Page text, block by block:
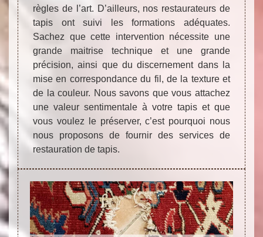
règles de l’art. D’ailleurs, nos restaurateurs de
tapis ont suivi les formations adéquates.
Sachez que cette intervention nécessite une
grande maitrise technique et une grande
précision, ainsi que du discernement dans la
mise en correspondance du fil, de la texture et
de la couleur. Nous savons que vous attachez
une valeur sentimentale à votre tapis et que
vous voulez le préserver, c’est pourquoi nous
nous proposons de fournir des services de
restauration de tapis.